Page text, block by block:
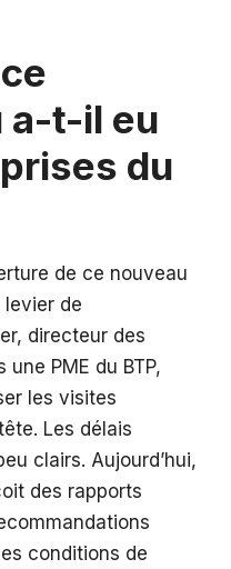
a-t-il eu
du
de ce nouveau
de
directeur des
PME du BTP,
les visites
Les délais
clairs. Aujourd’hui,
des rapports
conditions de